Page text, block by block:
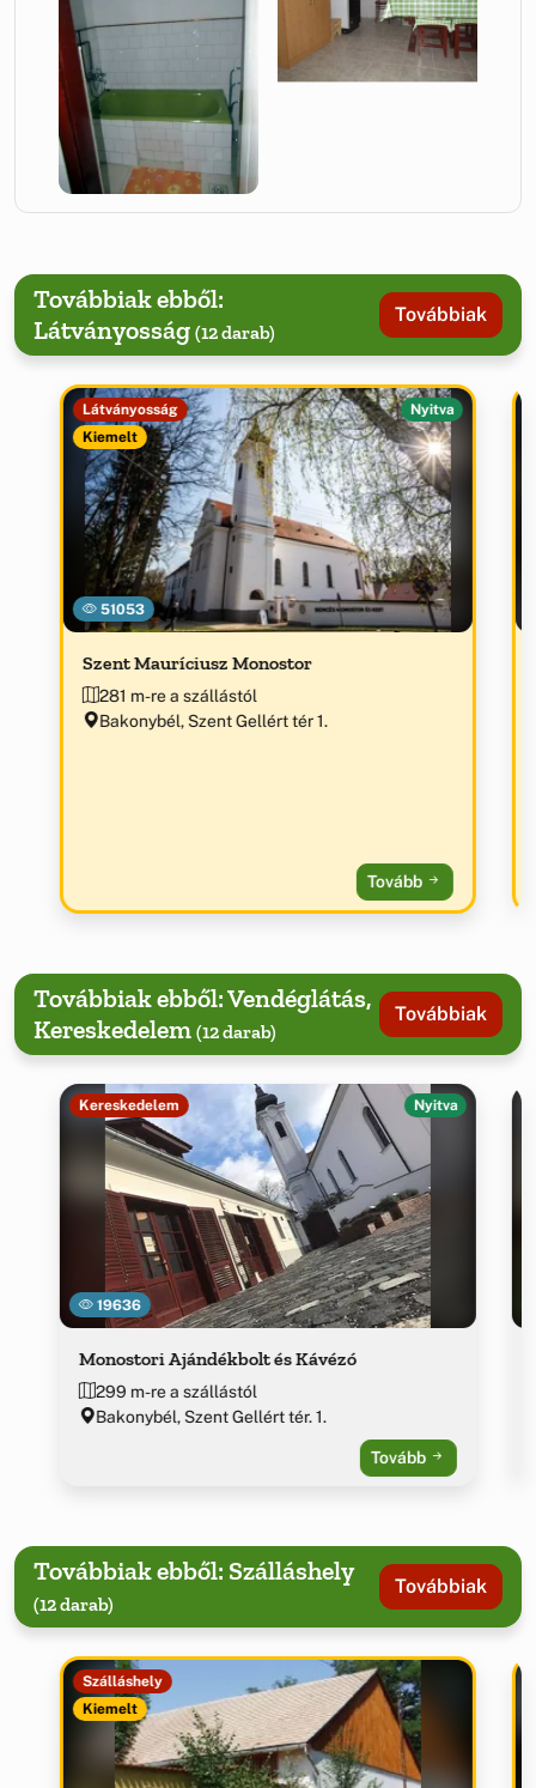
Továbbiak ebből:
Látványosság (12 darab)
Továbbiak
51053
Látványosság
Kiemelt
Nyitva
Szent Mauríciusz Monostor
281 m-re a szállástól
Bakonybél, Szent Gellért tér 1.
Tovább
Továbbiak ebből: Vendéglátás,
Kereskedelem (12 darab)
Továbbiak
19636
Kereskedelem Nyitva
Monostori Ajándékbolt és Kávézó
299 m-re a szállástól
Bakonybél, Szent Gellért tér. 1.
Tovább
Továbbiak ebből: Szálláshely
(12 darab)
Továbbiak
Szálláshely
Kiemelt